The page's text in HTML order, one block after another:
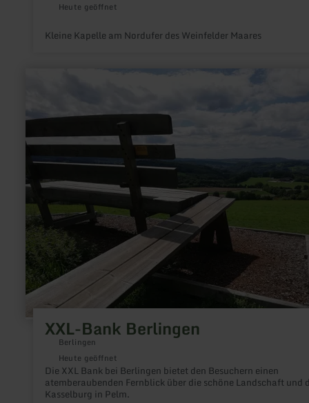
Heute geöffnet
Kleine Kapelle am Nordufer des Weinfelder Maares
XXL-Bank Berlingen
Berlingen
Heute geöffnet
Die XXL Bank bei Berlingen bietet den Besuchern einen
atemberaubenden Fernblick über die schöne Landschaft und
Kasselburg in Pelm.
Bank